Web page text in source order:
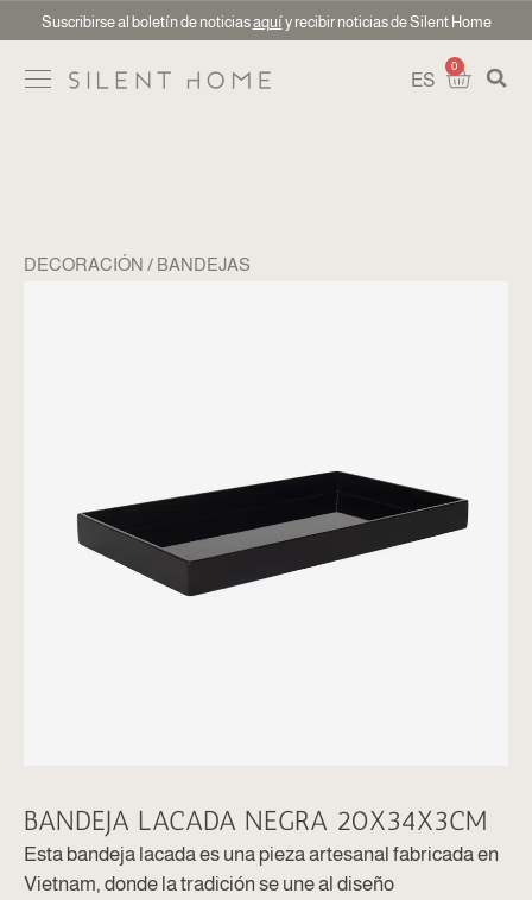
Suscribirse al boletín de noticiasaquíy recibir noticias de Silent Home
ES
0
DECORACIÓN BANDEJAS
BANDEJA LACADA NEGRA 20X34X3CM
Esta bandeja lacada es una pieza artesanal fabricada en
Vietnam, donde la tradición se une al diseño